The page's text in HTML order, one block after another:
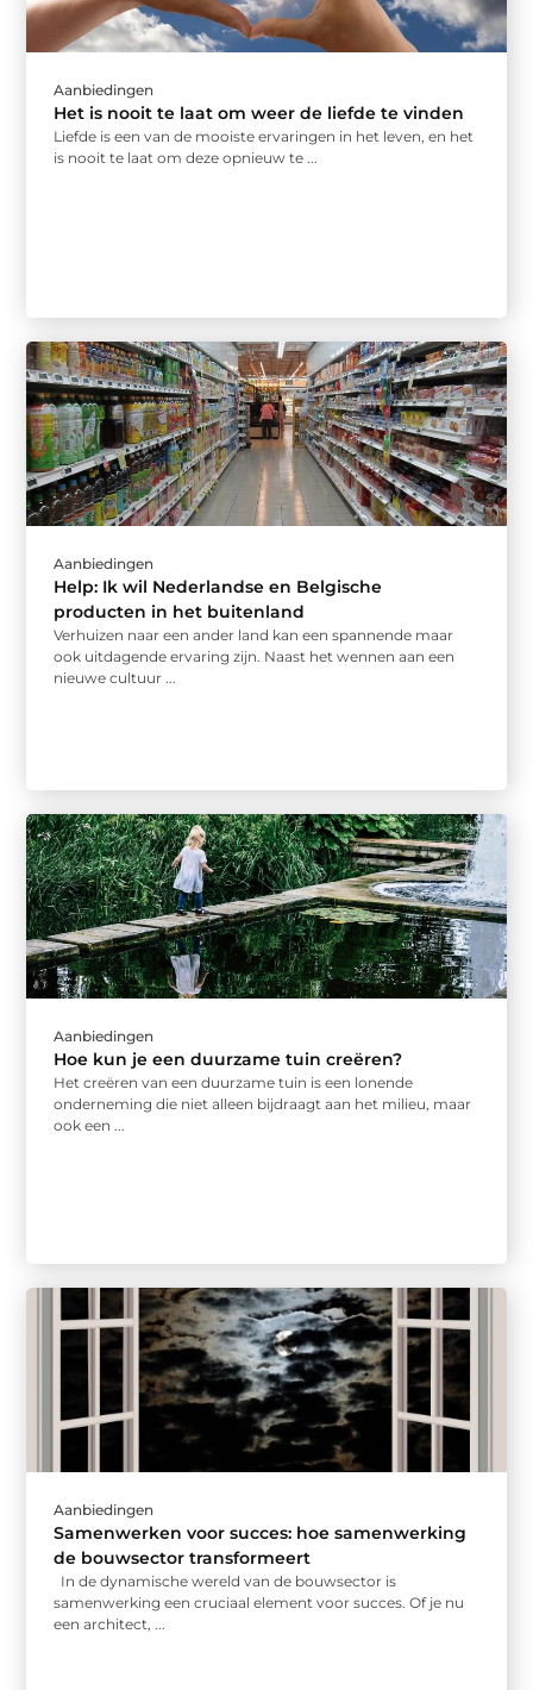
Aanbiedingen
Het is nooit te laat om weer de liefde te vinden
Liefde is een van de mooiste ervaringen in het leven, en het
is nooit te laat om deze opnieuw te ...
Aanbiedingen
Help: Ik wil Nederlandse en Belgische
producten in het buitenland
Verhuizen naar een ander land kan een spannende maar
ook uitdagende ervaring zijn. Naast het wennen aan een
nieuwe cultuur ...
Aanbiedingen
Hoe kun je een duurzame tuin creëren?
Het creëren van een duurzame tuin is een lonende
onderneming die niet alleen bijdraagt aan het milieu, maar
ook een ...
Aanbiedingen
Samenwerken voor succes: hoe samenwerking
de bouwsector transformeert
In de dynamische wereld van de bouwsector is
samenwerking een cruciaal element voor succes. Of je nu
een architect, ...